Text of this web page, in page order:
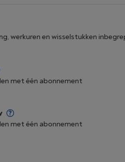
werkuren en wisselstukken
met één abonnement
met één abonnement